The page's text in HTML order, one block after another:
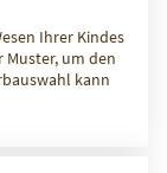
Ihrer Kindes
Muster, um den
kann